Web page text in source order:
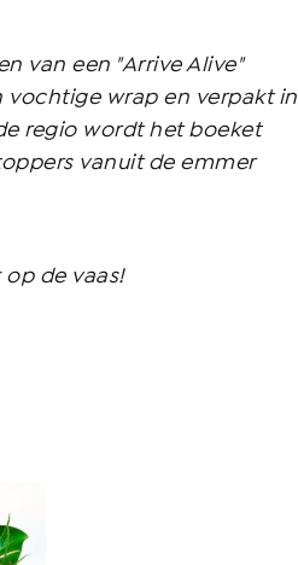
van een "Arrive Alive"
vochtige wrap en verpakt in
regio wordt het boeket
vanuit de emmer
op de vaas!